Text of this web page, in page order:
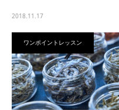
2018.11.17
ワンポイントレッスン